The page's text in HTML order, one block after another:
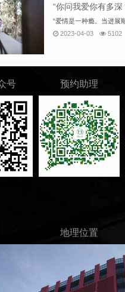
2023-04-03
5102
号 预约助理
地理位置